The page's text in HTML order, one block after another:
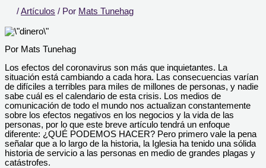
/Artículos / Por Mats Tunehag
Por Mats Tunehag
Los efectos del coronavirus son más que inquietantes. La
situación está cambiando a cada hora. Las consecuencias varían
de difíciles a terribles para miles de millones de personas, y nadie
sabe cuál es el calendario de esta crisis. Los medios de
comunicación de todo el mundo nos actualizan constantemente
sobre los efectos negativos en los negocios y la vida de las
personas, por lo que este breve artículo tendrá un enfoque
diferente: ¿QUÉ PODEMOS HACER? Pero primero vale la pena
señalar que a lo largo de la historia, la Iglesia ha tenido una sólida
historia de servicio a las personas en medio de grandes plagas y
catástrofes.